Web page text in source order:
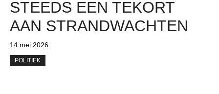
STEEDS EEN TEKORT
AAN STRANDWACHTEN
14 mei 2026
POLITIEK